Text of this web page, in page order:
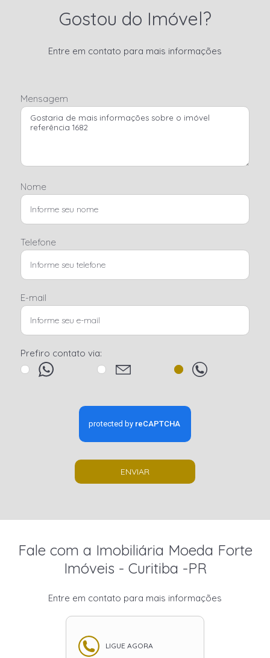
Gostou do Imóvel?
Entre em contato para mais informações
Mensagem
Nome
Telefone
E-mail
Prefiro contato via:
ENVIAR
Fale com a Imobiliária Moeda Forte
Imóveis - Curitiba -PR
Entre em contato para mais informações
LIGUE AGORA